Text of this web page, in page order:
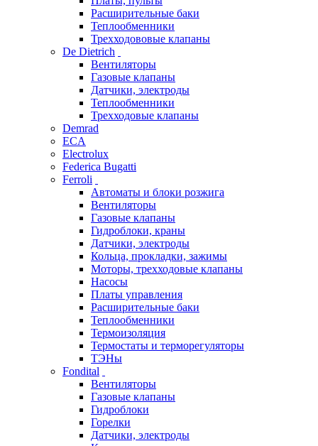
Расширительные баки
Теплообменники
Трехходововые клапаны
De Dietrich
Вентиляторы
Газовые клапаны
Датчики, электроды
Теплообменники
Трехходовые клапаны
Demrad
ECA
Electrolux
Federica Bugatti
Ferroli
Автоматы и блоки розжига
Вентиляторы
Газовые клапаны
Гидроблоки, краны
Датчики, электроды
Кольца, прокладки, зажимы
Моторы, трехходовые клапаны
Насосы
Платы управления
Расширительные баки
Теплообменники
Термоизоляция
Термостаты и терморегуляторы
ТЭНы
Fondital
Вентиляторы
Газовые клапаны
Гидроблоки
Горелки
Датчики, электроды